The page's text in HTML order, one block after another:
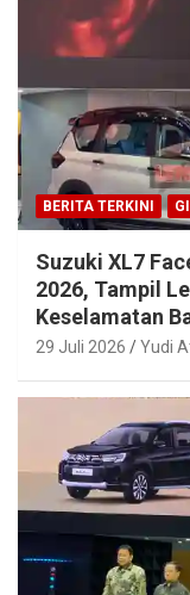
BERITA TERKINI
Suzuki XL7
2026, Tampil
Keselamatan
29 Juli 2026 Yudi